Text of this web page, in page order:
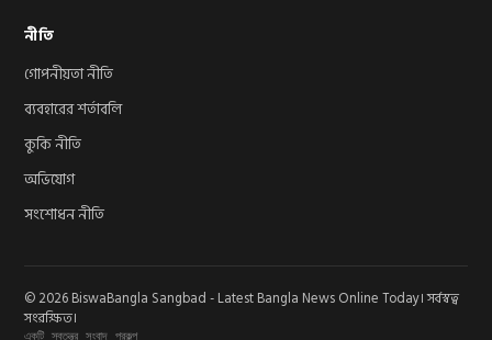
নীতি
গোপনীয়তা নীতি
ব্যবহারের শর্তাবলি
কুকি নীতি
অভিযোগ
সংশোধন নীতি
© 2026 BiswaBangla Sangbad - Latest Bangla News Online Today। সর্বস্বত্ব
সংরক্ষিত।
একটি স্বতন্ত্র সংবাদ প্রকল্প